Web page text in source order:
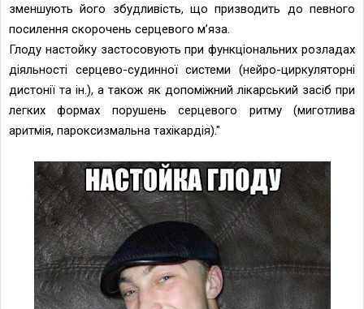
зменшують його збудливість, що призводить до певного
посилення скорочень серцевого м’яза.
Глоду настойку застосовують при функціональних розладах
діяльності серцево-судинної системи (нейро-циркуляторні
дистонії та ін.), а також як допоміжний лікарський засіб при
легких формах порушень серцевого ритму (миготлива
аритмія, пароксизмальна тахікардія)."